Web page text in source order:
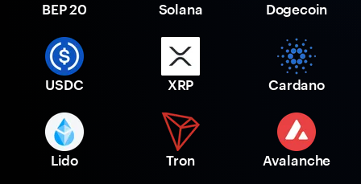
BEP 20 Solana Dogecoin
USDC XRP Cardano
Lido Tron Avalanche